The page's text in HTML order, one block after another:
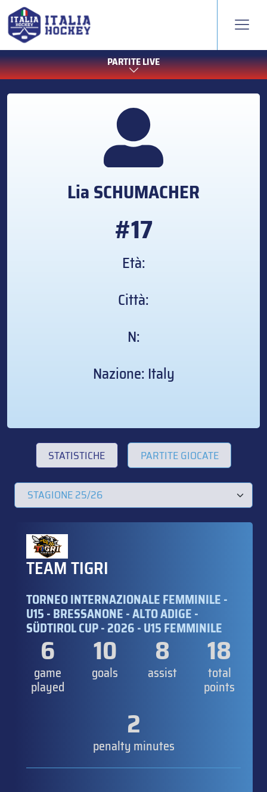
PARTITE LIVE
LiaSCHUMACHER
#17
Età:
Città:
N:
Nazione: Italy
STATISTICHE PARTITE GIOCATE
TEAM TIGRI
TORNEO INTERNAZIONALE FEMMINILE -
U15 - BRESSANONE - ALTO ADIGE -
SÜDTIROL CUP - 2026 - U15 FEMMINILE
6
game
played
10
goals
8
assist
18
total
points
2
penalty minutes